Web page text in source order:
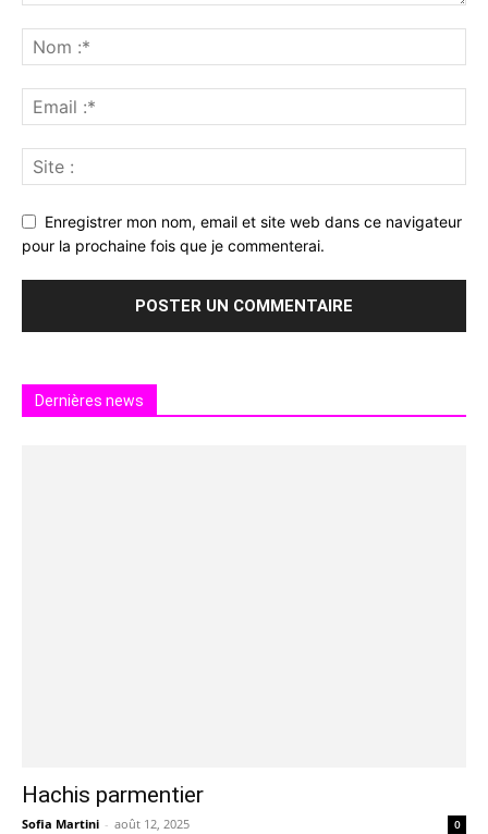
Enregistrer mon nom, email et site web dans ce navigateur
pour la prochaine fois que je commenterai.
Dernières news
Hachis parmentier
Sofia Martini - août 12, 2025 0